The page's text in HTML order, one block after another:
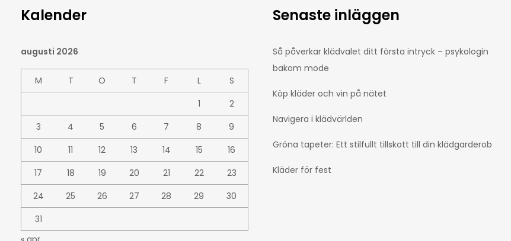
Kalender
augusti 2026
M T O T F L
S
1
2
3
4 5 6 7 8
9
10
11 12 13 14 15
16
17
18 19 20 21 22
23
24
25 26 27 28 29
30
31
Senaste inläggen
Så påverkar klädvalet ditt första intryck – psykologin
bakom mode
Köp kläder och vin på nätet
Navigera i klädvärlden
Gröna tapeter: Ett stilfullt tillskott till din klädgarderob
Kläder för fest